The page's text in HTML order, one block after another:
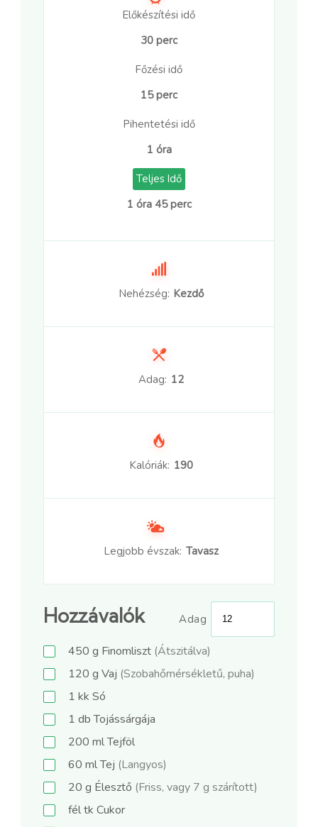
Előkészítési idő
30 perc
Főzési idő
15 perc
Pihentetési idő
1 óra
Teljes Idő
1 óra 45 perc
Nehézség: Kezdő
Adag: 12
Kalóriák: 190
Legjobb évszak: Tavasz
Hozzávalók Adag
450 g Finomliszt (Átszitálva)
120 g Vaj (Szobahőmérsékletű, puha)
1 kk Só
1 dbTojássárgája
200 mlTejföl
60 mlTej (Langyos)
20 g Élesztő (Friss, vagy 7 g szárított)
féltk Cukor